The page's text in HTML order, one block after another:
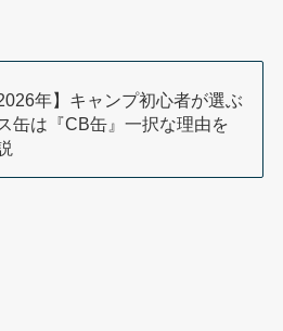
2026年】キャンプ初心者が選ぶ
缶は『CB缶』一択な理由を